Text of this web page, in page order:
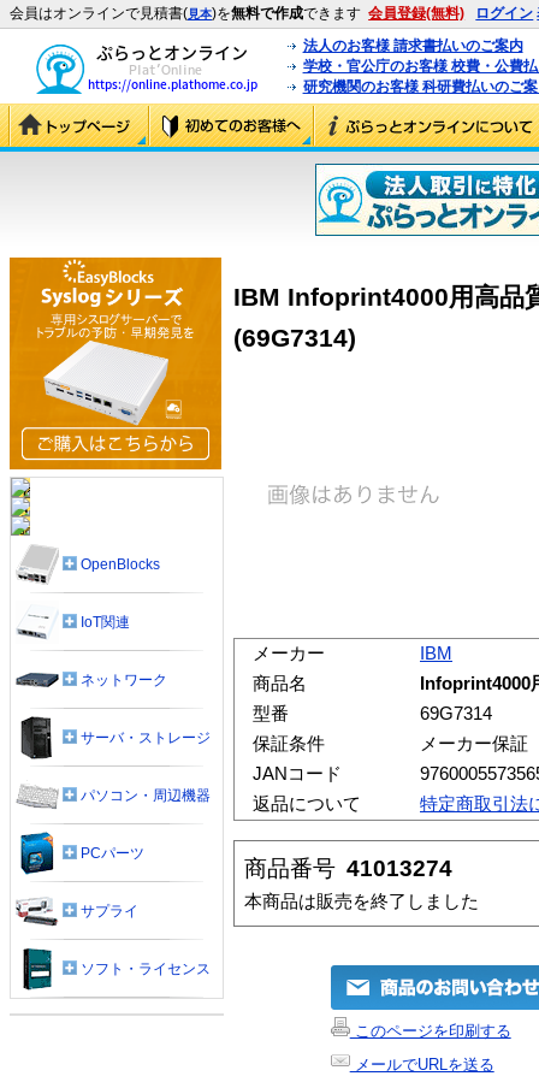
会員はオンラインで見積書(見本)を無料で作成できます 会員登録(無料) ログイン
法人のお客様 請求書払いのご案内
学校・官公庁のお客様 校費・公費
研究機関のお客様 科研費払いのご
IBM Infoprint4000用高品
(69G7314)
メーカー
IBM
商品名
Infoprint4000
型番
69G7314
保証条件
メーカー保証
JANコード
返品について
特定商取引法
商品番号 41013274
本商品は販売を終了しました
このページを印刷する
メールでURLを送る
OpenBlocks
IoT関連
ネットワーク
サーバ・ストレージ
パソコン・周辺機器
PCパーツ
サプライ
ソフト・ライセンス